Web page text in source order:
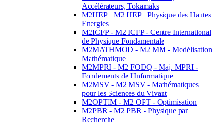
Accélérateurs, Tokamaks
M2HEP - M2 HEP - Physique des Hautes
Energies
M2ICFP - M2 ICFP - Centre International
de Physique Fondamentale
M2MATHMOD - M2 MM - Modélisation
Mathématique
M2MPRI - M2 FODQ - Maj. MPRI -
Fondements de l'Informatique
M2MSV - M2 MSV - Mathématiques
pour les Sciences du Vivant
M2OPTIM - M2 OPT - Optimisation
M2PBR - M2 PBR - Physique par
Recherche